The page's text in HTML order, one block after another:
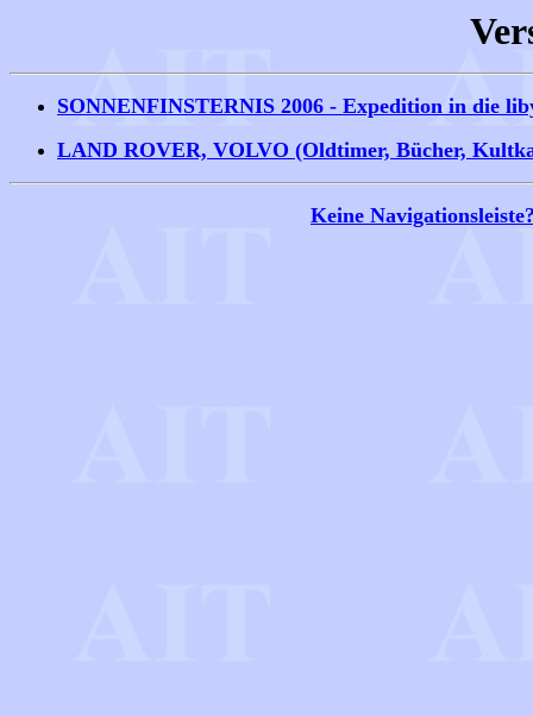
SONNENFINSTERNIS 2006 - Expedition in die
LAND ROVER, VOLVO (Oldtimer, Bücher,
Keine